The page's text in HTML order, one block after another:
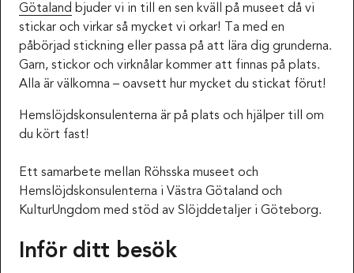
Götaland bjuder vi in till en sen kväll på museet då vi
stickar och virkar så mycket vi orkar! Ta med en
påbörjad stickning eller passa på att lära dig grunderna.
Garn, stickor och virknålar kommer att finnas på plats.
Alla är välkomna – oavsett hur mycket du stickat förut!
Hemslöjdskonsulenterna är på plats och hjälper till om
du kört fast!
Ett samarbete mellan Röhsska museet och
Hemslöjdskonsulenterna i Västra Götaland och
KulturUngdom med stöd av Slöjddetaljer i Göteborg.
Inför ditt besök